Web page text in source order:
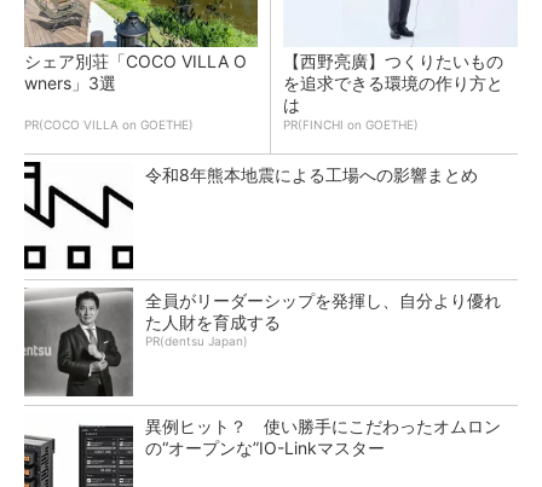
シェア別荘「COCO VILLA O
wners」3選
PR(COCO VILLA on GOETHE)
【西野亮廣】つくりたいもの
を追求できる環境の作り方と
は
PR(FINCHI on GOETHE)
令和8年熊本地震による工場への影響まとめ
全員がリーダーシップを発揮し、自分より優れ
た人財を育成する
PR(dentsu Japan)
異例ヒット？ 使い勝手にこだわったオムロン
の“オープンな”IO-Linkマスター